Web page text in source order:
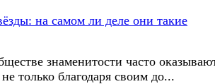
знаменитости часто
только благодаря своим до...